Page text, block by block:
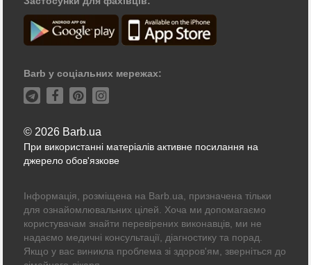
Barb у соціальних мережах:
© 2026 Barb.ua
При використанні матеріалів активне посилання на
джерело обов'язкове
Інформація, розміщена на Barb.ua, призначена тільки
для ознайомлювальних цілей. Хоча ми допомагаємо
користувачам знайти перевірених виконавців, ми не
надаємо медичні консультації, діагностику та порад.
Якщо у вас виникла проблема зі здоров'ям, зверніться до